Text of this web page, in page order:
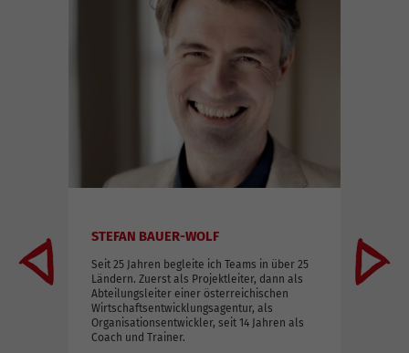
STEFAN BAUER-WOLF
Seit 25 Jahren begleite ich Teams in über 25
Ländern. Zuerst als Projektleiter, dann als
Abteilungsleiter einer österreichischen
Wirtschaftsentwicklungsagentur, als
Organisationsentwickler, seit 14 Jahren als
Coach und Trainer.